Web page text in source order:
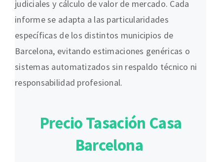
judiciales y cálculo de valor de mercado. Cada
informe se adapta a las particularidades
específicas de los distintos municipios de
Barcelona, evitando estimaciones genéricas o
sistemas automatizados sin respaldo técnico ni
responsabilidad profesional.
Precio Tasación Casa
Barcelona